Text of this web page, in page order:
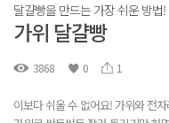
달걀빵을 만드는 가장 쉬운 방법!
가위 달걀빵
3868 0 1
이보다 쉬울 수 없어요! 가위와 전